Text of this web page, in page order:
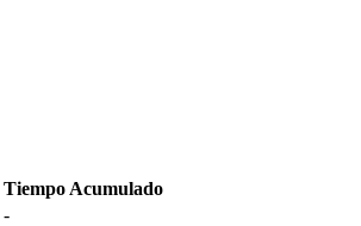
Tiempo Acumulado
-